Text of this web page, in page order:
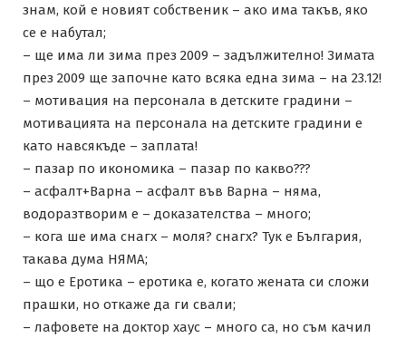
знам, кой е новият собственик – ако има такъв, яко
се е набутал;
– ще има ли зима през 2009 – задължително! Зимата
през 2009 ще започне като всяка една зима – на 23.12!
– мотивация на персонала в детските градини –
мотивацията на персонала на детските градини е
като навсякъде – заплата!
– пазар по икономика – пазар по какво???
– асфалт+Варна – асфалт във Варна – няма,
водоразтворим е – доказателства – много;
– кога ше има снагх – моля? снагх? Тук е България,
такава дума НЯМА;
– що е Еротика – еротика е, когато жената си сложи
прашки, но откаже да ги свали;
– лафовете на доктор хаус – много са, но съм качил